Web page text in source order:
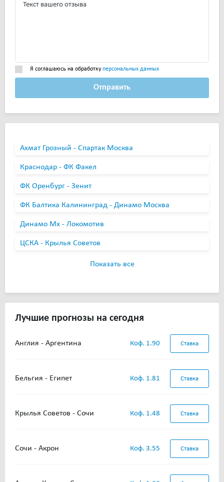
Я соглашаюсь на обработкуперсональных данных
Отправить
Ахмат Грозный - Спартак Москва
Краснодар - ФК Факел
ФК Оренбург - Зенит
ФК Балтика Калининград - Динамо Москва
Динамо Мх - Локомотив
ЦСКА - Крылья Советов
Показать все
Лучшие прогнозы на сегодня
Англия - Аргентина Коф. 1.90 Ставка
Бельгия - Египет Коф. 1.81 Ставка
Крылья Советов - Сочи Коф. 1.48 Ставка
Сочи - Акрон Коф. 3.55 Ставка